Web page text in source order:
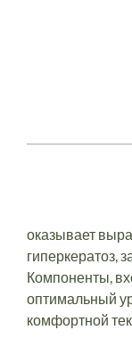
оказывает
гиперкератоз,
Компоненты,
оптимальный
комфортной